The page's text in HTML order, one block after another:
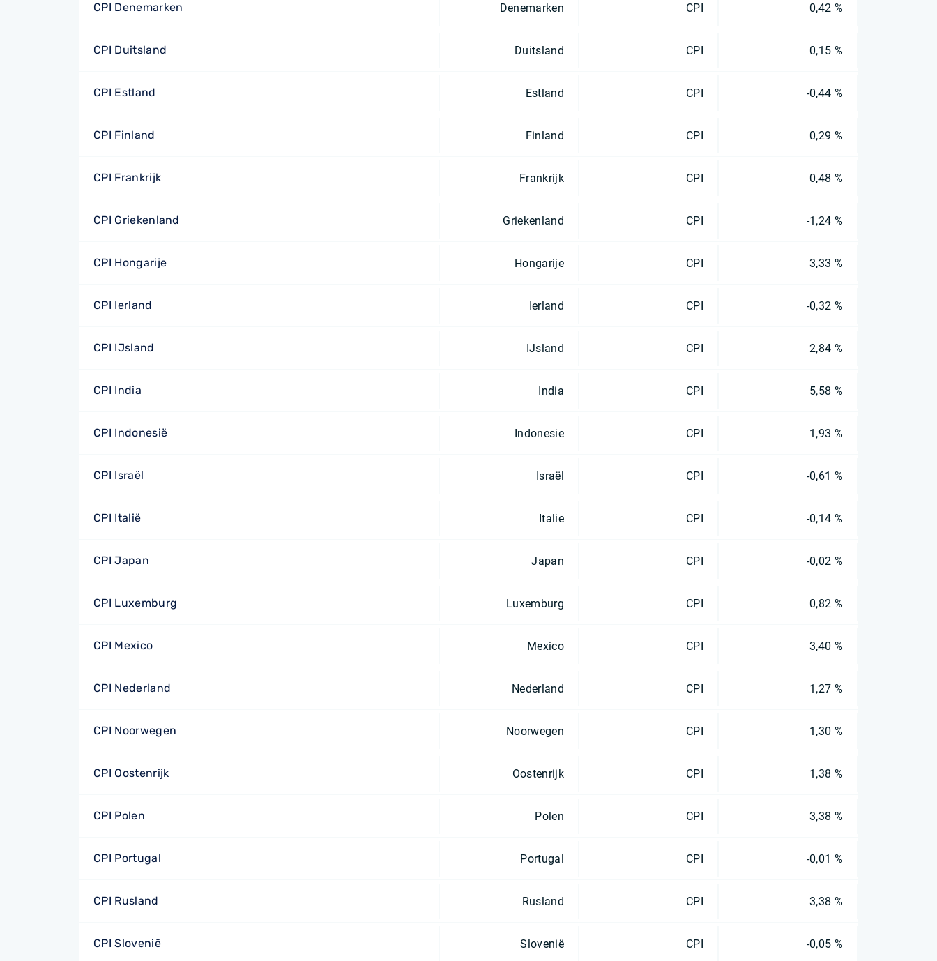
CPI Denemarken Denemarken CPI 0,42 %
CPI Duitsland Duitsland CPI 0,15 %
CPI Estland Estland CPI -0,44 %
CPI Finland Finland CPI 0,29 %
CPI Frankrijk Frankrijk CPI 0,48 %
CPI Griekenland Griekenland CPI -1,24 %
CPI Hongarije Hongarije CPI 3,33 %
CPI Ierland Ierland CPI -0,32 %
CPI IJsland IJsland CPI 2,84 %
CPI India India CPI 5,58 %
CPI Indonesië Indonesie CPI 1,93 %
CPI Israël Israël CPI -0,61 %
CPI Italië Italie CPI -0,14 %
CPI Japan Japan CPI -0,02 %
CPI Luxemburg Luxemburg CPI 0,82 %
CPI Mexico Mexico CPI 3,40 %
CPI Nederland Nederland CPI 1,27 %
CPI Noorwegen Noorwegen CPI 1,30 %
CPI Oostenrijk Oostenrijk CPI 1,38 %
CPI Polen Polen CPI 3,38 %
CPI Portugal Portugal CPI -0,01 %
CPI Rusland Rusland CPI 3,38 %
CPI Slovenië Slovenië CPI -0,05 %